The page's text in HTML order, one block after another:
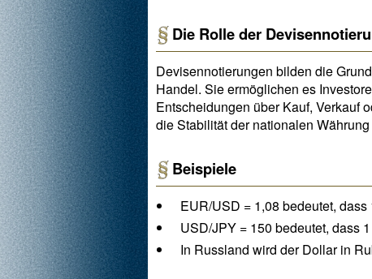
Die Rolle der
Devisennotierungen bilden die
Handel. Sie ermöglichen es
Entscheidungen über Kauf, Verkauf
die Stabilität der nationalen
Beispiele
EUR/USD = 1,08 bedeutet,
USD/JPY = 150 bedeutet, dass
In Russland wird der Dollar in